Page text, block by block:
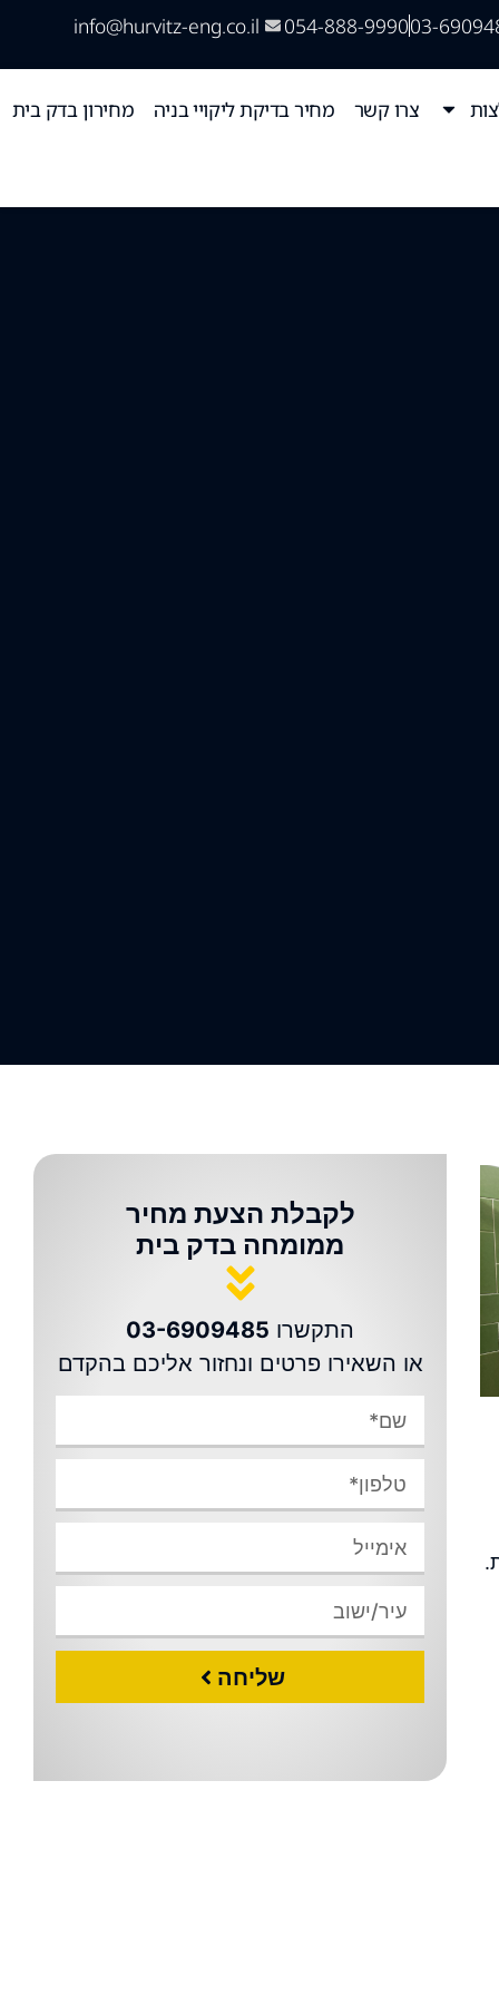
03-
054-888-9990
info@hurvitz-eng.co.il
צרו קשר מחיר בדיקת ליקויי בניה מחירון בדק בית
לקבלת הצעת מחיר
ממומחה בדק בית
התקשרו 03-6909485
או השאירו פרטים ונחזור אליכם בהקדם
שליחה